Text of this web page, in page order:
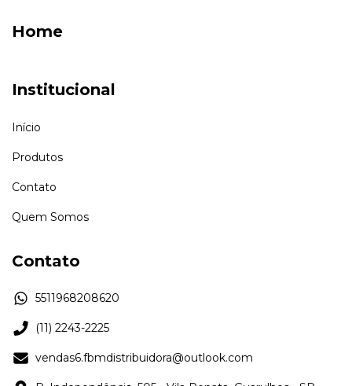
Home
Institucional
Início
Produtos
Contato
Quem Somos
Contato
5511968208620
(11) 2243-2225
vendas6.fbmdistribuidora@outlook.com